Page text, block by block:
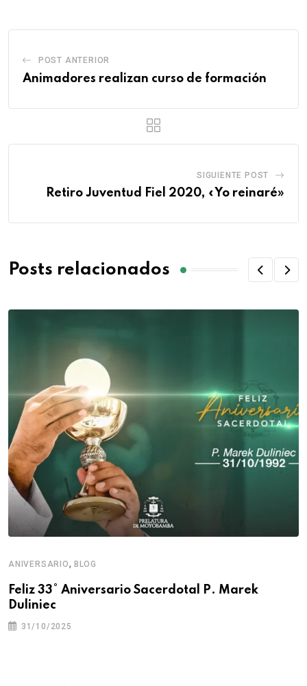
POST ANTERIOR
Animadores realizan curso de formación
SIGUIENTE POST
Retiro Juventud Fiel 2020, «Yo reinaré»
Posts relacionados
ANIVERSARIO, BLOG
Feliz 33° Aniversario Sacerdotal P. Marek
Duliniec
31/10/2025